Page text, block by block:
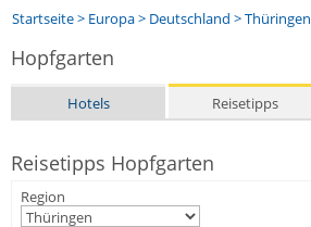
Startseite> Europa> Deutschland >Thüringen
Hopfgarten
Hotels Reisetipps
Reisetipps Hopfgarten
Region